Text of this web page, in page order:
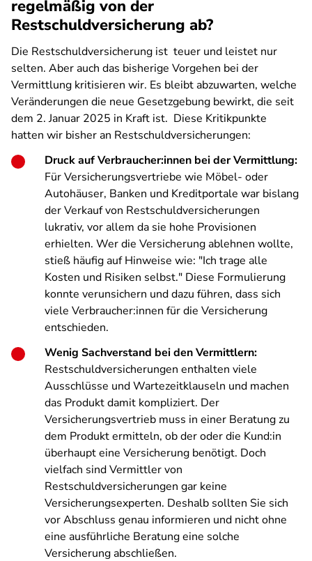
regelmäßig von der
Restschuldversicherung ab?
Die Restschuldversicherung ist teuer und leistet nur
selten. Aber auch das bisherige Vorgehen bei der
Vermittlung kritisieren wir. Es bleibt abzuwarten, welche
Veränderungen die neue Gesetzgebung bewirkt, die seit
dem 2. Januar 2025 in Kraft ist. Diese Kritikpunkte
hatten wir bisher an Restschuldversicherungen:
Druck auf Verbraucher:innen bei der Vermittlung:
Für Versicherungsvertriebe wie Möbel- oder
Autohäuser, Banken und Kreditportale war bislang
der Verkauf von Restschuldversicherungen
lukrativ, vor allem da sie hohe Provisionen
erhielten. Wer die Versicherung ablehnen wollte,
stieß häufig auf Hinweise wie: "Ich trage alle
Kosten und Risiken selbst." Diese Formulierung
konnte verunsichern und dazu führen, dass sich
viele Verbraucher:innen für die Versicherung
entschieden.
Wenig Sachverstand bei den Vermittlern:
Restschuldversicherungen enthalten viele
Ausschlüsse und Wartezeitklauseln und machen
das Produkt damit kompliziert. Der
Versicherungsvertrieb muss in einer Beratung zu
dem Produkt ermitteln, ob der oder die Kund:in
überhaupt eine Versicherung benötigt. Doch
vielfach sind Vermittler von
Restschuldversicherungen gar keine
Versicherungsexperten. Deshalb sollten Sie sich
vor Abschluss genau informieren und nicht ohne
eine ausführliche Beratung eine solche
Versicherung abschließen.